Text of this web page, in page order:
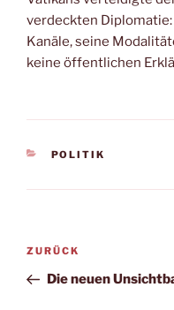
verdeckten
Kanäle, seine
keine öffentlichen
KATEGORIEN
POLITIK
Beitragsnavigation
Vorheriger
Beitrag
ZURÜCK
Die neuen